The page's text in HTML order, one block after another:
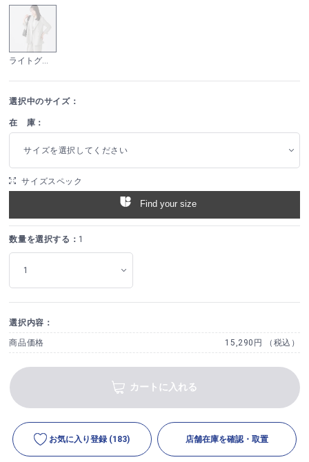
ライトグレー
選択中のサイズ：
在 庫：
サイズを選択してください
サイズスペック
Find your size
数量を選択する： 1
選択内容：
商品価格 15,290円 （税込）
カートに入れる
お気に入り登録 (183) 店舗在庫を確認・取置